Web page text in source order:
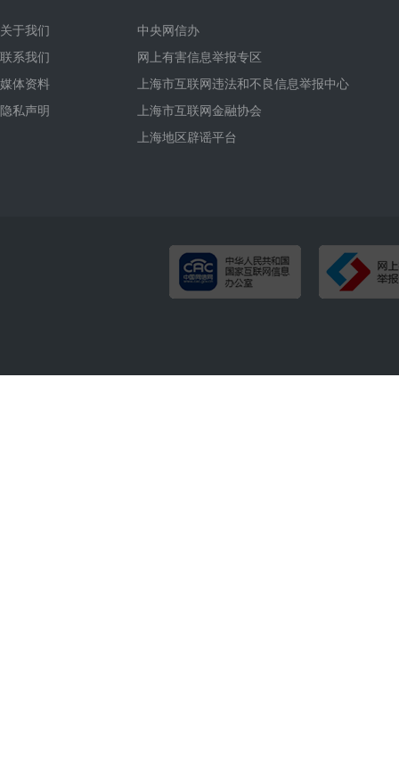
关于我们
联系我们
媒体资料
隐私声明
中央网信办
网上有害信息举报专区
上海市互联网违法和不良信息举报中心
上海市互联网金融协会
上海地区辟谣平台